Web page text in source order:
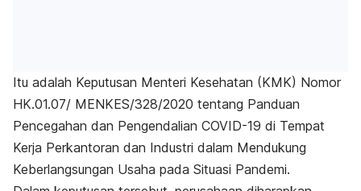
Itu adalah Keputusan Menteri Kesehatan (KMK) Nomor
HK.01.07/ MENKES/328/2020 tentang Panduan
Pencegahan dan Pengendalian COVID-19 di Tempat
Kerja Perkantoran dan Industri dalam Mendukung
Keberlangsungan Usaha pada Situasi Pandemi.